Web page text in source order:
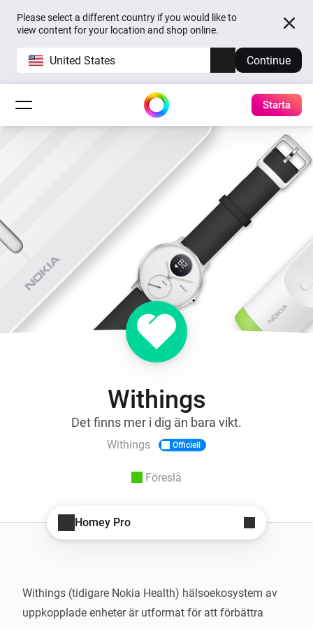
Please select a different country if you would like to
view content for your location and shop online.
United States Continue
Starta
Withings
Det finns mer i dig än bara vikt.
Withings Officiell
Föreslå
Homey Pro
Withings (tidigare Nokia Health) hälsoekosystem av
uppkopplade enheter är utformat för att förbättra